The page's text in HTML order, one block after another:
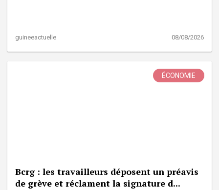
guineeactuelle 08/08/2026
ÉCONOMIE
Bcrg : les travailleurs déposent un préavis
de grève et réclament la signature d...